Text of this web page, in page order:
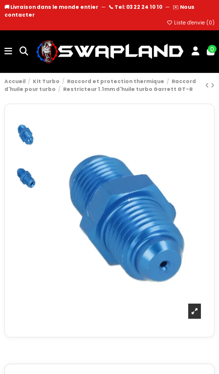
🚚 Livraison dans le monde entier — 📞 Tel: 03 22 24 10 10 — ✉️ Nous
contacter
Liste d'envie (0)
0
Accueil Kit Turbo Raccord et protection thermique
Raccord
d'huile pour turbo
Restricteur 1.1mm d'huile turbo Garrett GT-R